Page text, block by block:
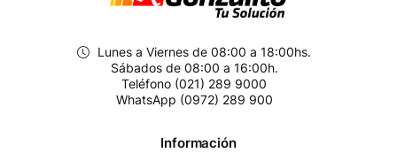
Lunes a Viernes de 08:00 a 18:00hs.
Sábados de 08:00 a 16:00h.
Teléfono (021) 289 9000
WhatsApp (0972) 289 900
Información